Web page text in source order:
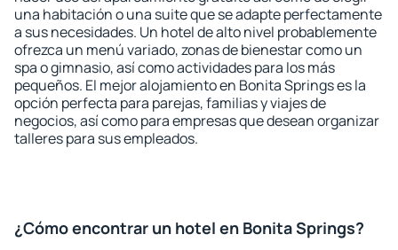
una habitación o una suite que se adapte perfectamente
a sus necesidades. Un hotel de alto nivel probablemente
ofrezca un menú variado, zonas de bienestar como un
spa o gimnasio, así como actividades para los más
pequeños. El mejor alojamiento en Bonita Springs es la
opción perfecta para parejas, familias y viajes de
negocios, así como para empresas que desean organizar
talleres para sus empleados.
¿Cómo encontrar un hotel en Bonita Springs?